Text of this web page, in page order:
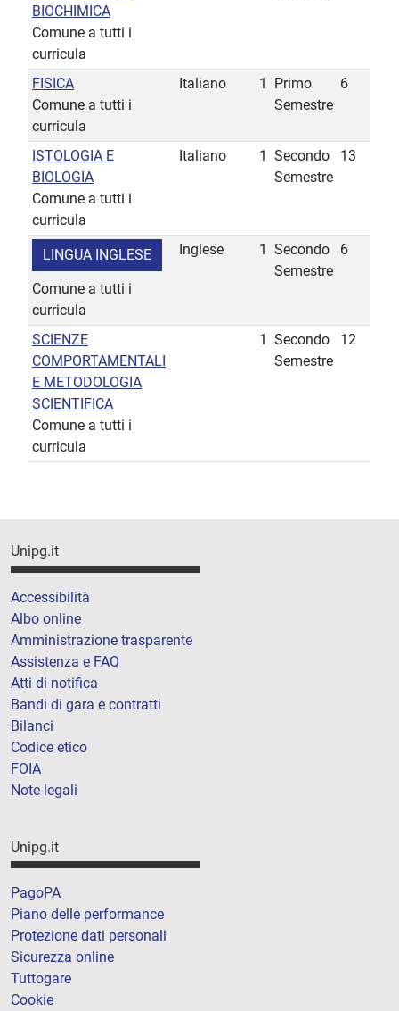
BIOCHIMICA
Comune a tutti i
curricula
FISICA
Comune a tutti i
curricula
Italiano 1
Primo
Semestre
6
ISTOLOGIA E
BIOLOGIA
Comune a tutti i
curricula
Italiano 1
Secondo
Semestre
13
LINGUA INGLESE
Comune a tutti i
curricula
Inglese 1
Secondo
Semestre
6
SCIENZE
COMPORTAMENTALI
E METODOLOGIA
SCIENTIFICA
Comune a tutti i
curricula
1
Secondo
Semestre
12
Unipg.it
Accessibilità
Albo online
Amministrazione trasparente
Assistenza e FAQ
Atti di notifica
Bandi di gara e contratti
Bilanci
Codice etico
FOIA
Note legali
Unipg.it
PagoPA
Piano delle performance
Protezione dati personali
Sicurezza online
Tuttogare
Cookie